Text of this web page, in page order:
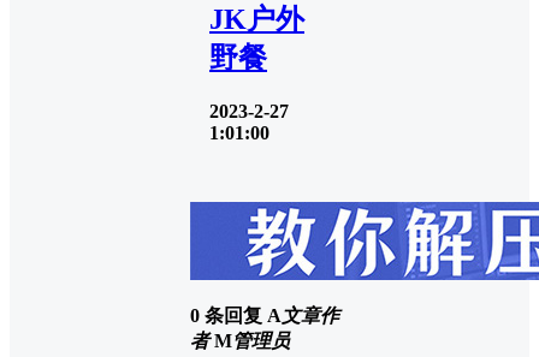
JK户外
野餐
2023-2-27
1:01:00
0 条回复 A文章作
者 M管理员